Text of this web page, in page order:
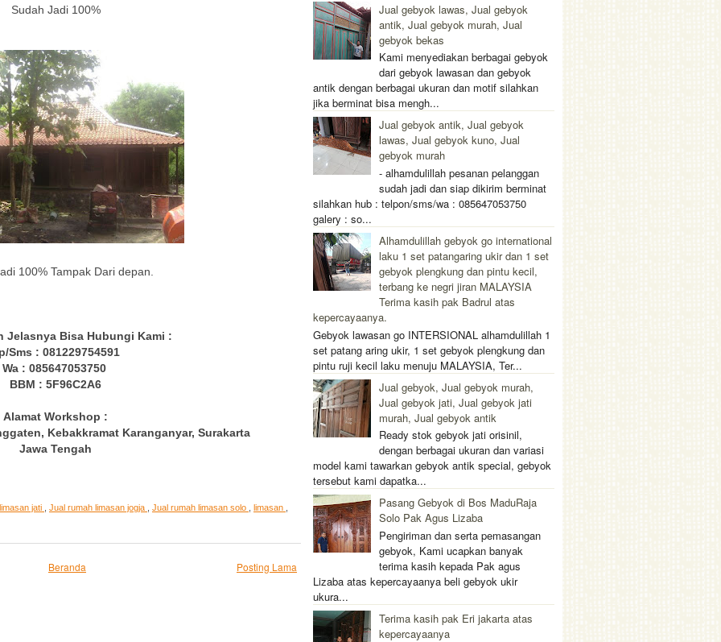
Sudah Jadi 100%
100% Tampak Dari depan.
Jelasnya Bisa Hubungi Kami :
Sms : 081229754591
Wa : 085647053750
BBM : 5F96C2A6
Alamat Workshop :
Kebakkramat Karanganyar, Surakarta
Jawa Tengah
jati Jual rumah limasan jogja Jual rumah limasan solo limasan
Posting Lama
Beranda
Jual gebyok lawas, Jual gebyok
antik, Jual gebyok murah, Jual
gebyok bekas
Kami menyediakan berbagai gebyok
dari gebyok lawasan dan gebyok
antik dengan berbagai ukuran dan motif silahkan
jika berminat bisa mengh...
Jual gebyok antik, Jual gebyok
lawas, Jual gebyok kuno, Jual
gebyok murah
- alhamdulillah pesanan pelanggan
sudah jadi dan siap dikirim berminat
silahkan hub : telpon/sms/wa : 085647053750
galery : so...
Alhamdulillah gebyok go international
laku 1 set patangaring ukir dan 1 set
gebyok plengkung dan pintu kecil,
terbang ke negri jiran MALAYSIA
Terima kasih pak Badrul atas
kepercayaanya.
Gebyok lawasan go INTERSIONAL alhamdulillah 1
set patang aring ukir, 1 set gebyok plengkung dan
pintu ruji kecil laku menuju MALAYSIA, Ter...
Jual gebyok, Jual gebyok murah,
Jual gebyok jati, Jual gebyok jati
murah, Jual gebyok antik
Ready stok gebyok jati orisinil,
dengan berbagai ukuran dan variasi
model kami tawarkan gebyok antik special, gebyok
tersebut kami dapatka...
Pasang Gebyok di Bos MaduRaja
Solo Pak Agus Lizaba
Pengiriman dan serta pemasangan
gebyok, Kami ucapkan banyak
terima kasih kepada Pak agus
Lizaba atas kepercayaanya beli gebyok ukir
ukura...
Terima kasih pak Eri jakarta atas
kepercayaanya